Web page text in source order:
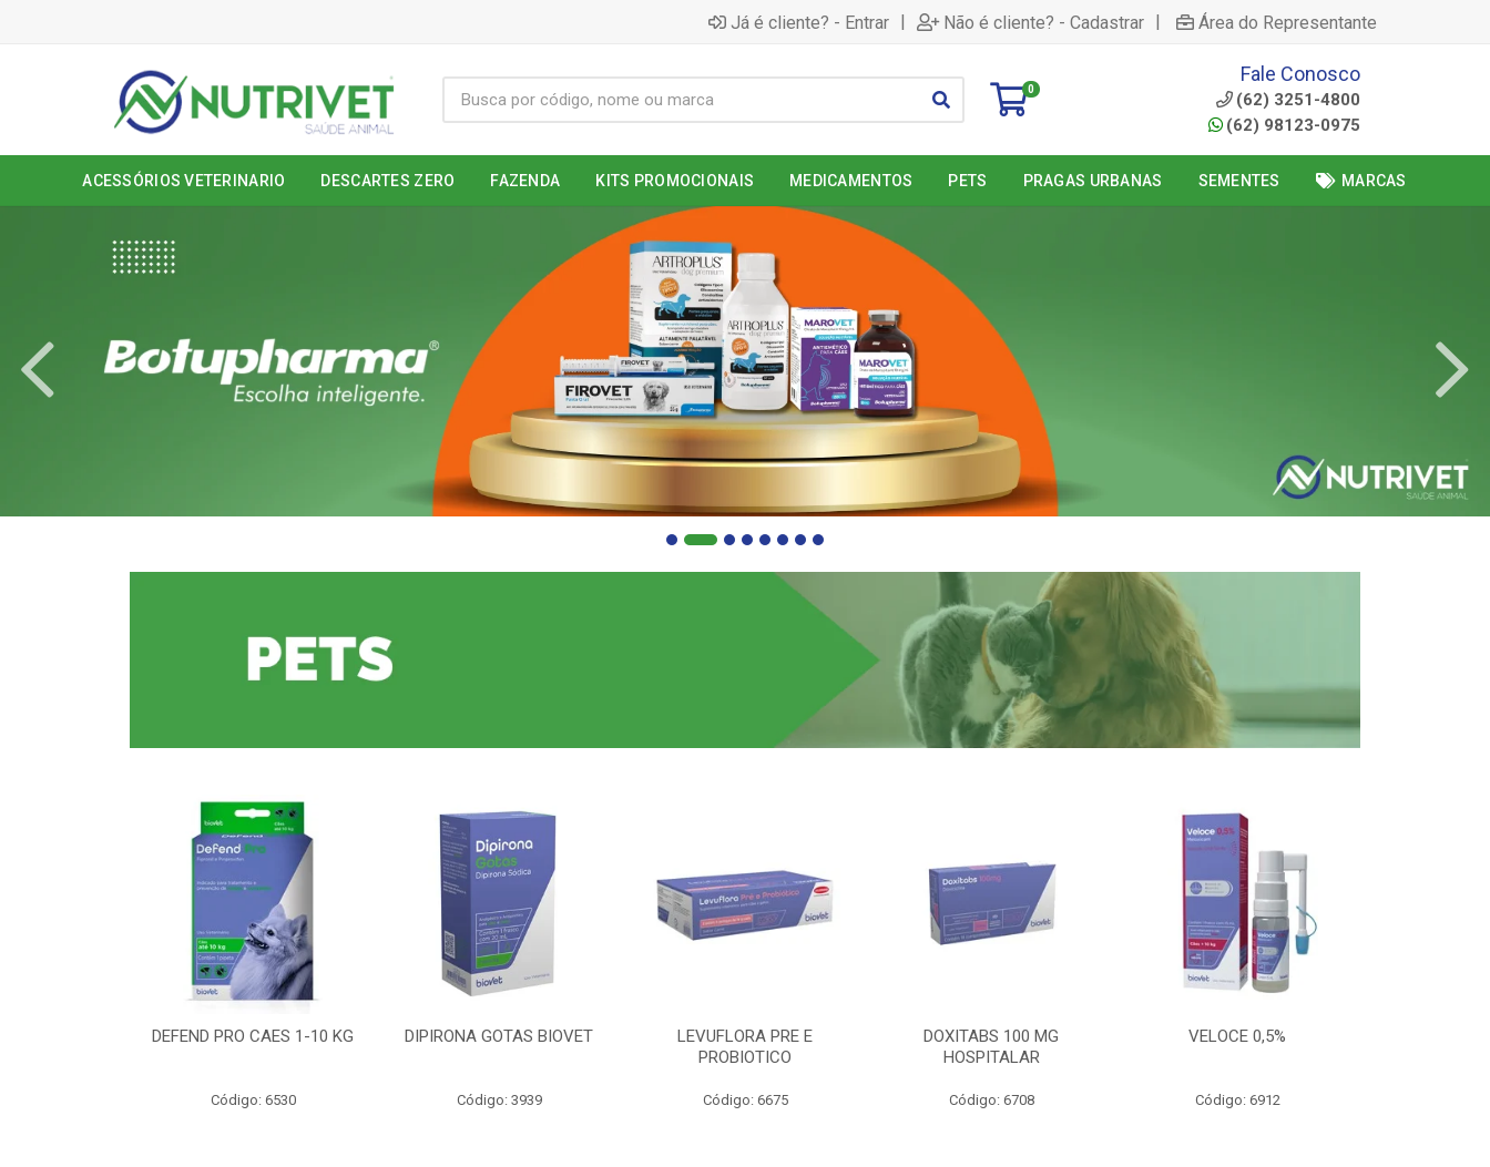
Já é cliente? - Entrar | Não é cliente? - Cadastrar | Área do Representante
0
Fale Conosco
(62) 3251-4800
(62) 98123-0975
ACESSÓRIOS VETERINARIO DESCARTES ZERO FAZENDA KITS PROMOCIONAIS MEDICAMENTOS PETS PRAGAS URBANAS SEMENTES MARCAS
DEFEND PRO CAES 1-10 KG
Código: 6530
DIPIRONA GOTAS BIOVET
Código: 3939
LEVUFLORA PRE E
PROBIOTICO
Código: 6675
DOXITABS 100 MG
HOSPITALAR
Código: 6708
VELOCE 0,5%
Código: 6912